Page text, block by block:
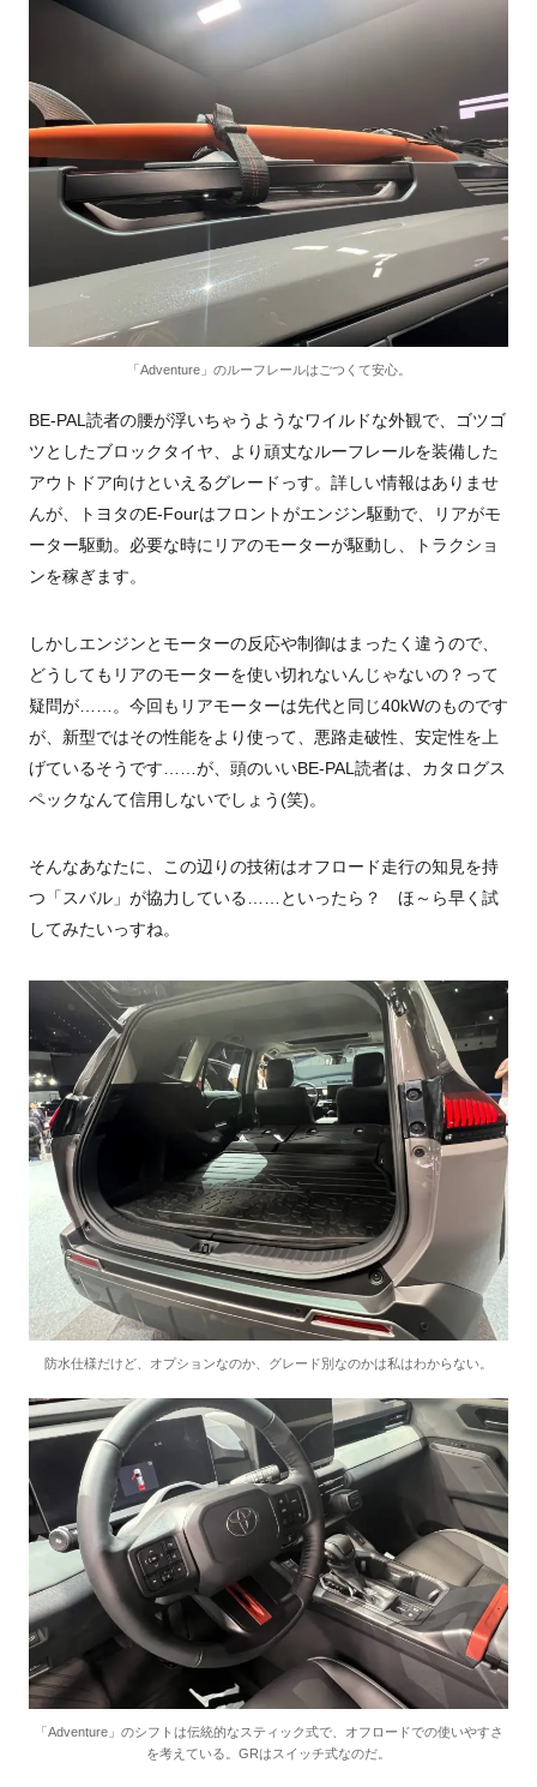
「Adventure」のルーフレールはごつくて安心。
BE-PAL読者の腰が浮いちゃうようなワイルドな外観で、ゴツゴ
ツとしたブロックタイヤ、より頑丈なルーフレールを装備した
アウトドア向けといえるグレードっす。詳しい情報はありませ
んが、トヨタのE-Fourはフロントがエンジン駆動で、リアがモ
ーター駆動。必要な時にリアのモーターが駆動し、トラクショ
ンを稼ぎます。
しかしエンジンとモーターの反応や制御はまったく違うので、
どうしてもリアのモーターを使い切れないんじゃないの？って
疑問が……。今回もリアモーターは先代と同じ40kWのものです
が、新型ではその性能をより使って、悪路走破性、安定性を上
げているそうです……が、頭のいいBE-PAL読者は、カタログス
ペックなんて信用しないでしょう(笑)。
そんなあなたに、この辺りの技術はオフロード走行の知見を持
つ「スバル」が協力している……といったら？ ほ～ら早く試
してみたいっすね。
防水仕様だけど、オプションなのか、グレード別なのかは私はわからない。
「Adventure」のシフトは伝統的なスティック式で、オフロードでの使いやすさ
を考えている。GRはスイッチ式なのだ。